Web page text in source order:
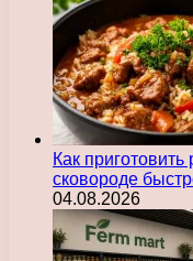
Как
сковороде
04.08.2026